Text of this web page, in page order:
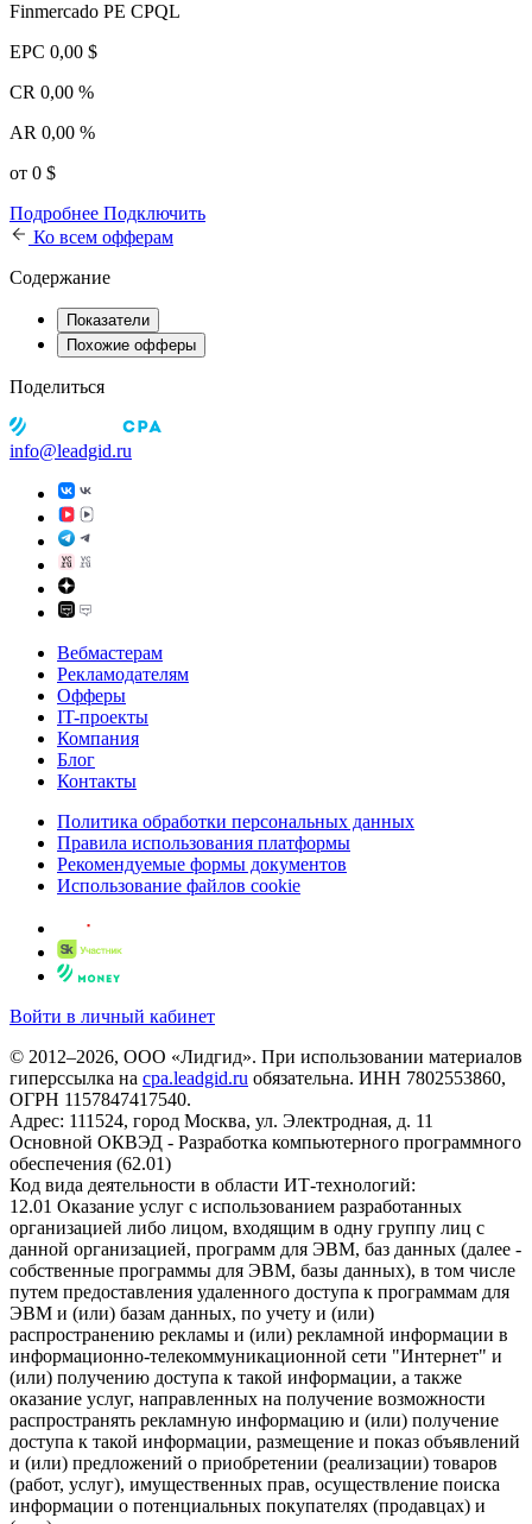
Finmercado PE CPQL
EPC 0,00 $
CR 0,00 %
AR 0,00 %
от 0 $
Подробнее Подключить
Ко всем офферам
Содержание
Показатели
Похожие офферы
Поделиться
info@leadgid.ru
Вебмастерам
Рекламодателям
Офферы
IT-проекты
Компания
Блог
Контакты
Политика обработки персональных данных
Правила использования платформы
Рекомендуемые формы документов
Использование файлов cookie
Войти в личный кабинет
© 2012–2026, ООО «Лидгид». При использовании материалов
гиперссылка на cpa.leadgid.ru обязательна. ИНН 7802553860,
ОГРН 1157847417540.
Адрес: 111524, город Москва, ул. Электродная, д. 11
Основной ОКВЭД - Разработка компьютерного программного
обеспечения (62.01)
Код вида деятельности в области ИТ-технологий:
12.01 Оказание услуг с использованием разработанных
организацией либо лицом, входящим в одну группу лиц с
данной организацией, программ для ЭВМ, баз данных (далее -
собственные программы для ЭВМ, базы данных), в том числе
путем предоставления удаленного доступа к программам для
ЭВМ и (или) базам данных, по учету и (или)
распространению рекламы и (или) рекламной информации в
информационно-телекоммуникационной сети "Интернет" и
(или) получению доступа к такой информации, а также
оказание услуг, направленных на получение возможности
распространять рекламную информацию и (или) получение
доступа к такой информации, размещение и показ объявлений
и (или) предложений о приобретении (реализации) товаров
(работ, услуг), имущественных прав, осуществление поиска
информации о потенциальных покупателях (продавцах) и